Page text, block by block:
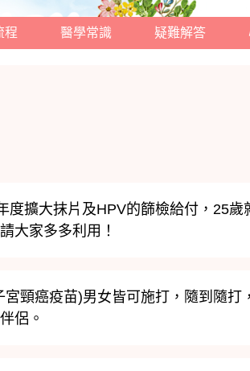
程 醫學常識 疑難解答
度擴大抹片及HPV的篩檢給付，25歲
大家多多利用！
宮頸癌疫苗)男女皆可施打，隨到隨打
侶。